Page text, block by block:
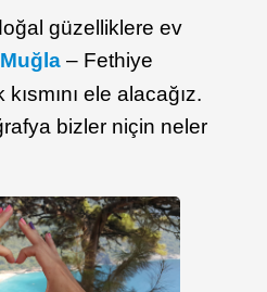
güzelliklere ev
Muğla – Fethiye
ele alacağız.
bizler niçin neler